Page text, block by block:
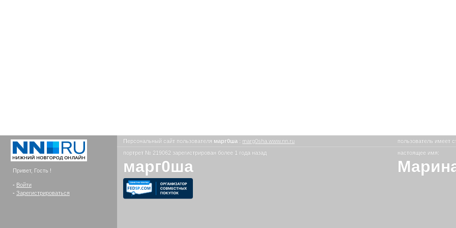
Привет, Гость !
- Войти
- Зарегистрироваться
Персональный сайт пользователя марг0ша : marg0sha.www.nn.ru пользователь имеет
портрет № 219062 зарегистрирован более 1 года назад
марг0ша
настоящее имя: